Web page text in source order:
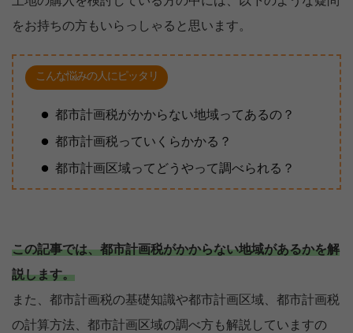
をお持ちの方もいらっしゃると思います。
こんな悩みの人にピッタリ
都市計画税がかからない地域ってあるの？
都市計画税っていくらかかる？
都市計画区域ってどうやって調べられる？
この記事では、都市計画税がかからない地域があるかを解
説します。
また、都市計画税の基礎知識や都市計画区域、都市計画税
の計算方法、都市計画区域の調べ方も解説していますの